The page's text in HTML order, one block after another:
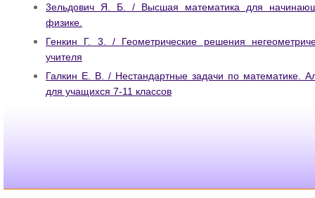
3ельдович Я. Б. / Высшая математика для
физике.
Генкин Г. 3. / Геометрические решения
учителя
Галкин Е. В. / Нестандартные задачи по математике.
для учащихся 7-11 классов